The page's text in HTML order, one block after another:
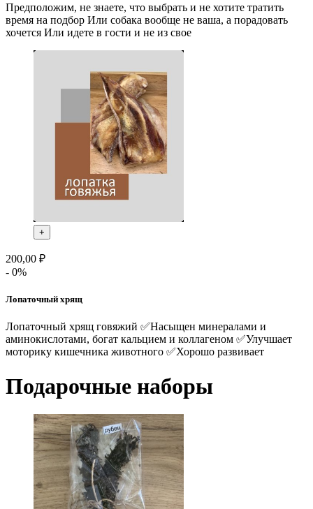
Предположим, не знаете, что выбрать и не хотите тратить
время на подбор Или собака вообще не ваша, а порадовать
хочется Или идете в гости и не из свое
+
200,00 ₽
- 0%
Лопаточный хрящ
Лопаточный хрящ говяжий ✅Насыщен минералами и
аминокислотами, богат кальцием и коллагеном ✅Улучшает
моторику кишечника животного ✅Хорошо развивает
Подарочные наборы